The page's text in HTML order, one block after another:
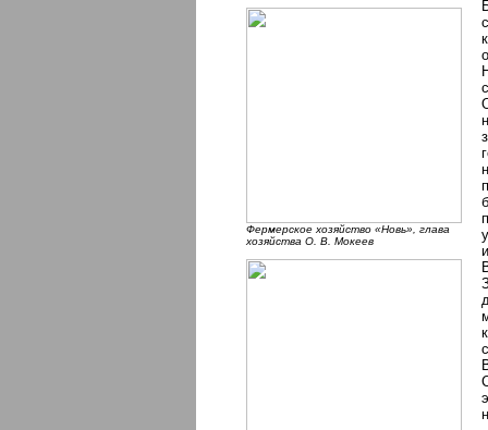
Фермерское хозяйство «Новь», глава
хозяйства О. В. Мокеев